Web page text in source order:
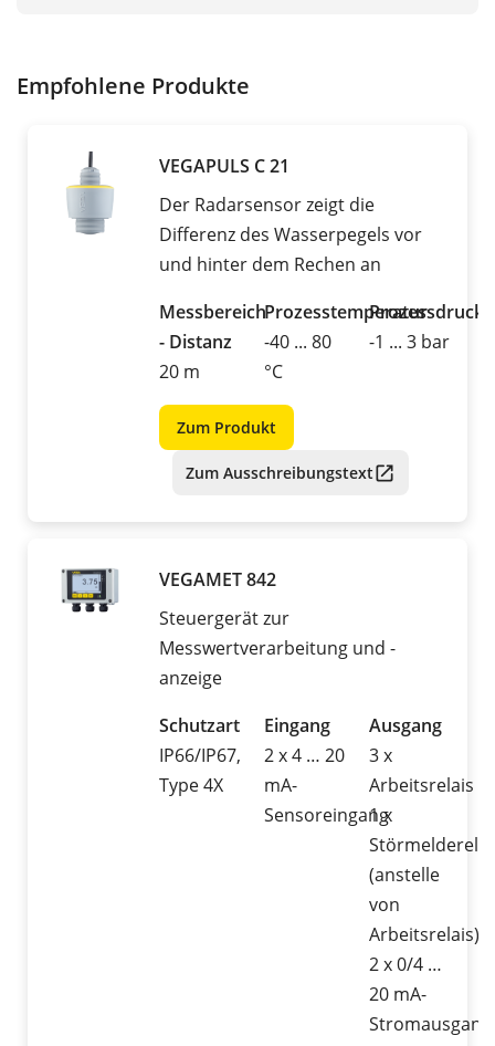
Empfohlene Produkte
VEGAPULS C 21
Der Radarsensor zeigt die
Differenz des Wasserpegels vor
und hinter dem Rechen an
Messbereich
- Distanz
20 m
Prozesstemperatur
-40 ... 80
°C
Prozessdruck
-1 ... 3 bar
Zum Produkt
Zum Ausschreibungstext
VEGAMET 842
Steuergerät zur
Messwertverarbeitung und -
anzeige
Schutzart
IP66/IP67,
Type 4X
Eingang
2 x 4 … 20
mA-
Sensoreingang
Ausgang
3 x
Arbeitsrelais
1 x
(anstelle
von
Arbeitsrelais)
2 x 0/4 …
20 mA-
Stromausgang